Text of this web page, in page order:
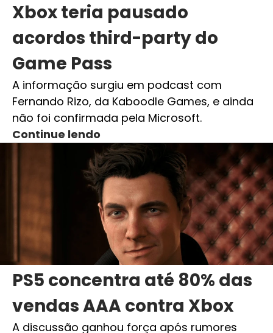
Xbox teria pausado
acordos third-party do
Game Pass
A informação surgiu em podcast com
Fernando Rizo, da Kaboodle Games, e ainda
não foi confirmada pela Microsoft.
Continue lendo
PS5 concentra até 80% das
vendas AAA contra Xbox
A discussão ganhou força após rumores